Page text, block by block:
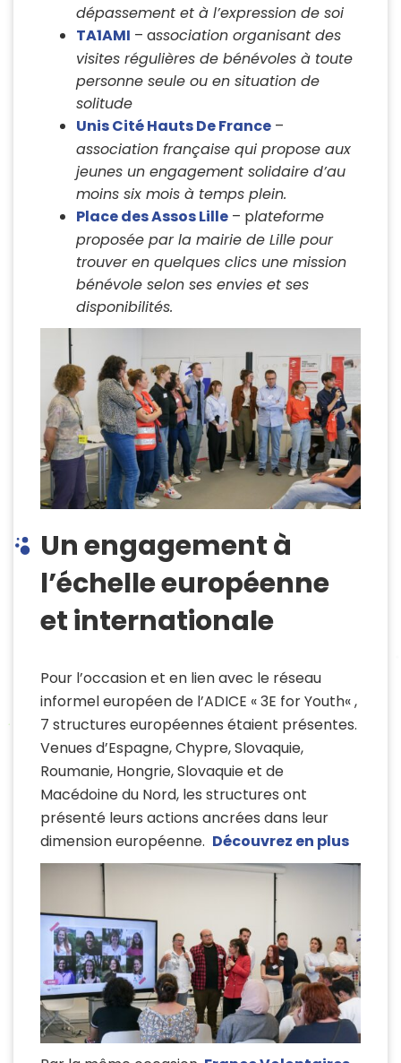
dépassement et à l’expression de soi
TA1AMI – association organisant des
visites régulières de bénévoles à toute
personne seule ou en situation de
solitude
Unis Cité Hauts De France –
association française qui propose aux
jeunes un engagement solidaire d’au
moins six mois à temps plein.
Place des Assos Lille – plateforme
proposée par la mairie de Lille pour
trouver en quelques clics une mission
bénévole selon ses envies et ses
disponibilités.
Un engagement à
l’échelle européenne
et internationale
Pour l’occasion et en lien avec le réseau
informel européen de l’ADICE «3E forYouth« ,
7 structures européennes étaient présentes.
Venues d’Espagne, Chypre, Slovaquie,
Roumanie, Hongrie, Slovaquie et de
Macédoine du Nord, les structures ont
présenté leurs actions ancrées dans leur
dimension européenne. Découvrez en plus